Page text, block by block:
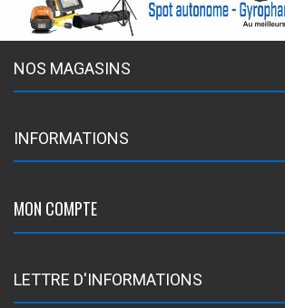
NOS MAGASINS
INFORMATIONS
MON COMPTE
LETTRE D'INFORMATIONS